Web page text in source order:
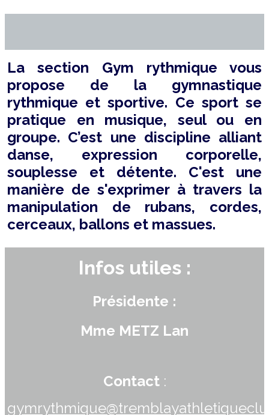
La section Gym rythmique vous
propose de la gymnastique
rythmique et sportive. Ce sport se
pratique en musique, seul ou en
groupe. C’est une discipline alliant
danse, expression corporelle,
souplesse et détente. C'est une
manière de s'exprimer à travers la
manipulation de rubans, cordes,
cerceaux, ballons et massues.
Infos utiles :
Présidente :
Mme METZ Lan
Contact: